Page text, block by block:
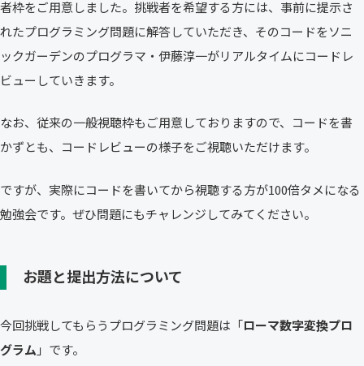
者枠をご用意しました。挑戦者を希望する方には、事前に提示さ
れたプログラミング問題に解答していただき、そのコードをソニ
ックガーデンのプログラマ・伊藤淳一がリアルタイムにコードレ
ビューしていきます。
なお、従来の一般視聴枠もご用意しておりますので、コードを書
かずとも、コードレビューの様子をご視聴いただけます。
ですが、実際にコードを書いてから視聴する方が100倍タメになる
勉強会です。ぜひ問題にもチャレンジしてみてください。
お題と提出方法について
今回挑戦してもらうプログラミング問題は「ローマ数字変換プロ
グラム 」です。